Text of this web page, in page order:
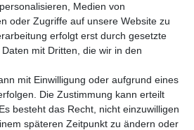
Medien von
oder Zugriffe auf unsere Website zu
erfolgt erst durch gesetzte
mit Dritten, die wir in den
mit Einwilligung oder aufgrund eines
Die Zustimmung kann erteilt
besteht das Recht, nicht einzuwilligen
späteren Zeitpunkt zu ändern oder